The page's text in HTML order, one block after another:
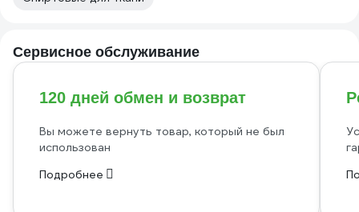
Сервисное обслуживание
120 дней обмен и возврат
Вы можете вернуть товар, который не был
использован
Подробнее